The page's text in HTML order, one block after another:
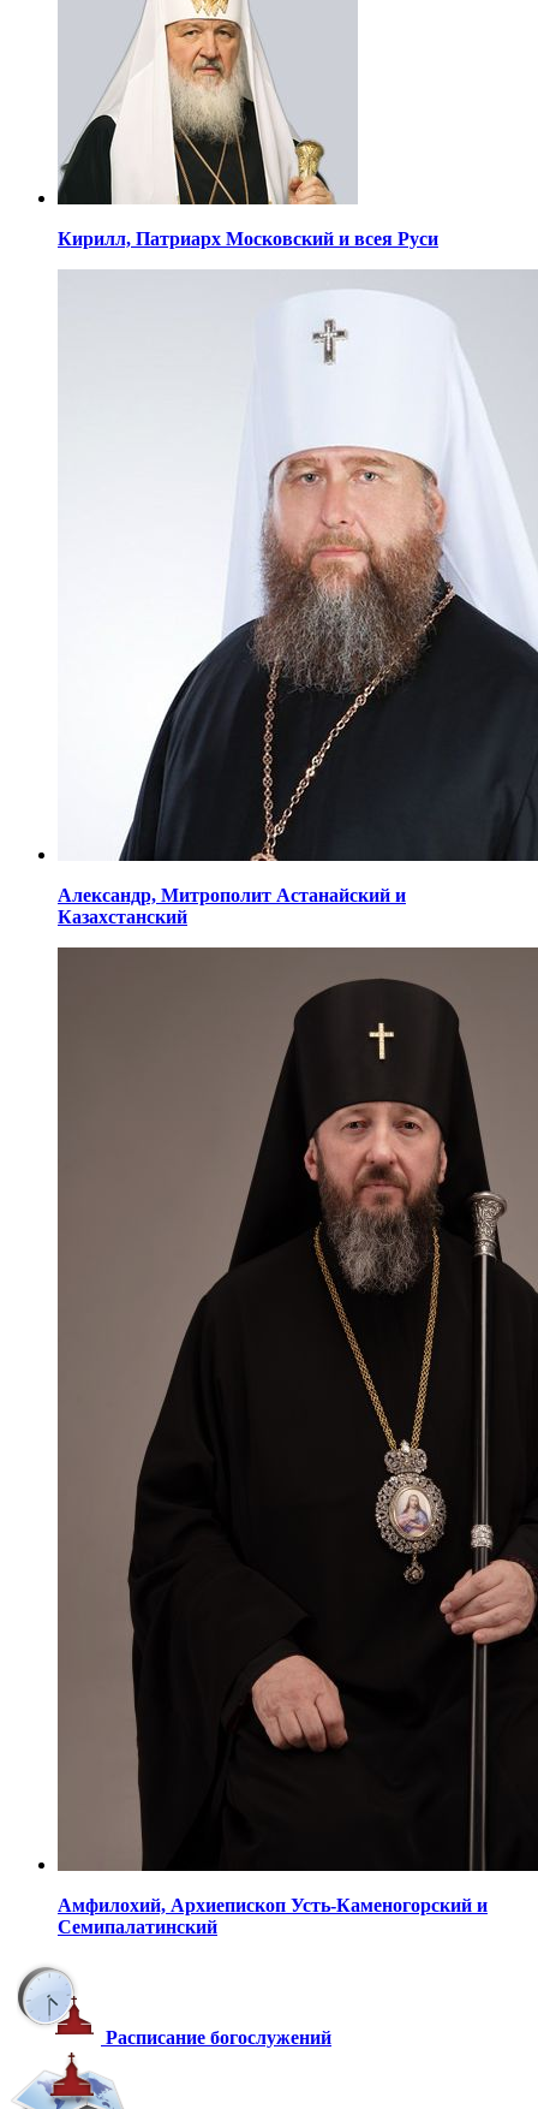
Кирилл, Патриарх Московский и всея Руси
Александр, Митрополит Астанайский и
Казахстанский
Амфилохий, Архиепископ Усть-Каменогорский и
Семипалатинский
Расписание богослужений